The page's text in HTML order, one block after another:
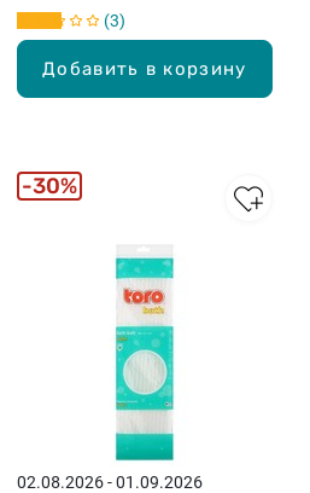
Добавить в корзину
3
02.08.2026 - 01.09.2026
30%